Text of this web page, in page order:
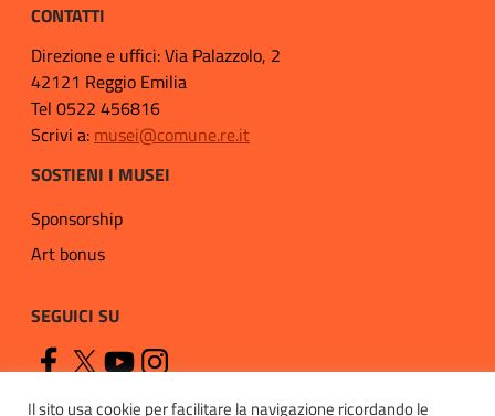
CONTATTI
Direzione e uffici: Via Palazzolo, 2
42121 Reggio Emilia
Tel 0522 456816
Scrivi a: musei@comune.re.it
SOSTIENI I MUSEI
Sponsorship
Art bonus
SEGUICI SU
Il sito usa cookie per facilitare la navigazione ricordando le